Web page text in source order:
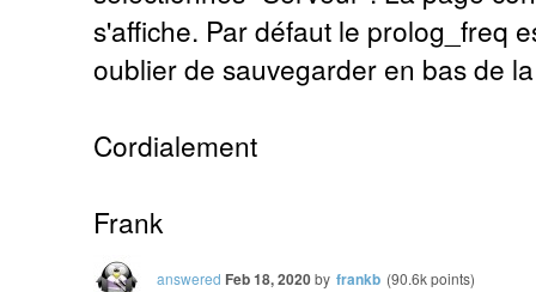
s'affiche. Par défaut le prolog_freq
oublier de sauvegarder en bas de
Cordialement
Frank
answered Feb 18, 2020by frankb (90.6kpoints)